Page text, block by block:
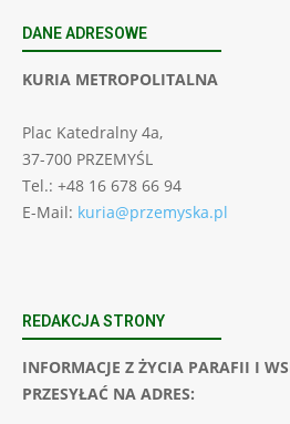
DANE ADRESOWE
KURIA METROPOLITALNA
Plac Katedralny 4a,
37-700 PRZEMYŚL
Tel.: +48 16 678 66 94
E-Mail: kuria@przemyska.pl
REDAKCJA STRONY
INFORMACJE Z ŻYCIA PARAFII I
PRZESYŁAĆ NA ADRES: